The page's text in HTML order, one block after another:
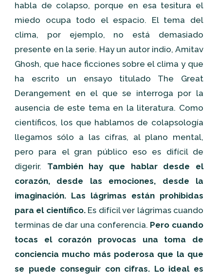
habla de colapso, porque en esa tesitura el
miedo ocupa todo el espacio. El tema del
clima, por ejemplo, no está demasiado
presente en la serie. Hay un autor indio, Amitav
Ghosh, que hace ficciones sobre el clima y que
ha escrito un ensayo titulado The Great
Derangement en el que se interroga por la
ausencia de este tema en la literatura. Como
científicos, los que hablamos de colapsología
llegamos sólo a las cifras, al plano mental,
pero para el gran público eso es difícil de
digerir. También hay que hablar desde el
corazón, desde las emociones, desde la
imaginación. Las lágrimas están prohibidas
para el científico.Es difícil ver lágrimas cuando
terminas de dar una conferencia. Pero cuando
tocas el corazón provocas una toma de
conciencia mucho más poderosa que la que
se puede conseguir con cifras. Lo ideal es